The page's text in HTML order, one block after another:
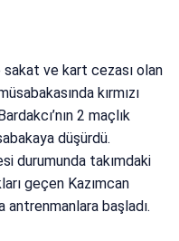
sakat ve kart cezası olan
kırmızı
2 maçlık
düşürdü.
durumunda takımdaki
geçen Kazımcan
antrenmanlara başladı.